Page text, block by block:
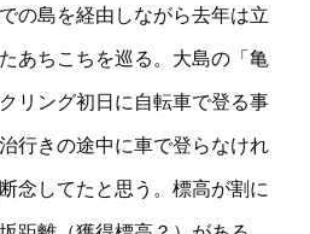
の島を経由しながら去年は立
あちこちを巡る。大島の「亀
リング初日に自転車で登る事
行きの途中に車で登らなけれ
念してたと思う。標高が割に